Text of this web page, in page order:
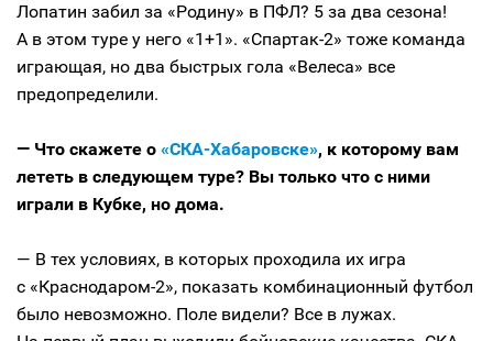
Лопатин забил за «Родину» в ПФЛ? 5 за два сезона!
А в этом туре у него «1+1». «Спартак-2» тоже команда
играющая, но два быстрых гола «Велеса» все
предопределили.
— Что скажете о «СКА-Хабаровске», к которому вам
лететь в следующем туре? Вы только что с ними
играли в Кубке, но дома.
— В тех условиях, в которых проходила их игра
с «Краснодаром-2», показать комбинационный футбол
было невозможно. Поле видели? Все в лужах.